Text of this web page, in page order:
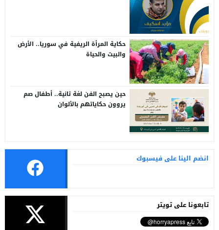
حكاية المرأة الريفية في سوريا.. الأرض
والبيت والحياة
حين يصبح الفن لغة ثانية.. أطفال صم
يروون حكاياتهم بالألوان
انضم الينا على فيسبوك
تابعونا على تويتر